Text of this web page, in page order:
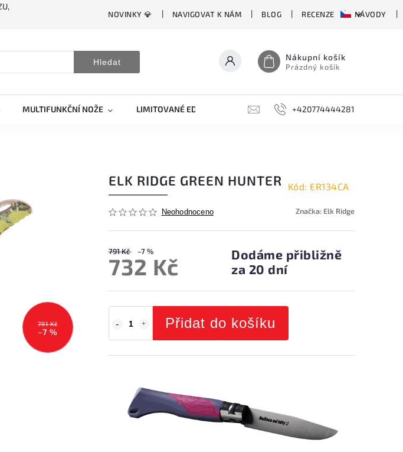
NOVINKY 💎 NAVIGOVAT K NÁM BLOG RECENZE NÁVODY
Hledat Nákupní košík
Prázdný košík
MULTIFUNKČNÍ NOŽE LIMITOVANÉ EDICE BROUSKY, BRUSKY, OCÍLKY
+420774444281
791 Kč
–7 %
ELK RIDGE GREEN HUNTER Kód: ER134CA
Neohodnoceno Značka: Elk Ridge
791 Kč –7 %
732 Kč
Dodáme přibližně
za 20 dní
Přidat do košíku